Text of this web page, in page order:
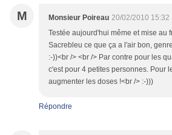
M Monsieur Poireau 20/02/2010 15:32
Testée aujourd'hui même et mise au
Sacrebleu ce que ça a l'air bon,
:-))<br /> <br /> Par contre pour les
c'est pour 4 petites personnes. Pour
augmenter les doses !<br /> :-)))
Répondre